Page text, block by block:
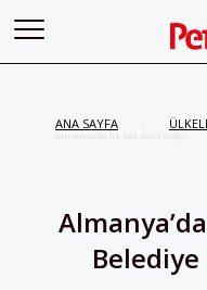
ANA SAYFA
Almanya’da İlk kez Aşırı Sağcı
Almanya’da
Belediye